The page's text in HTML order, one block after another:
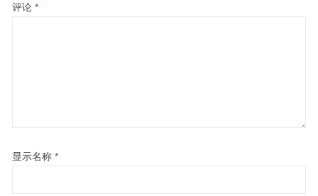
评论 *
显示名称 *